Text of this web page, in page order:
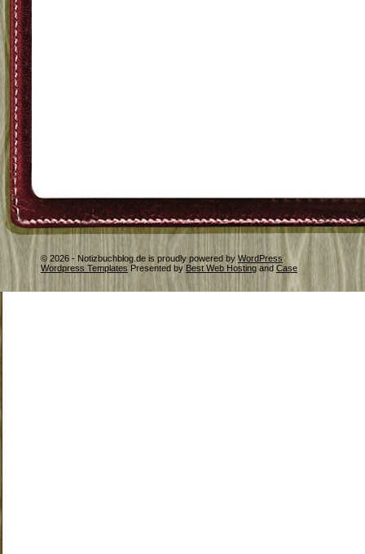
© 2026 - Notizbuchblog.de is proudly powered by WordPress
Wordpress Templates Presented by Best Web Hosting and Case